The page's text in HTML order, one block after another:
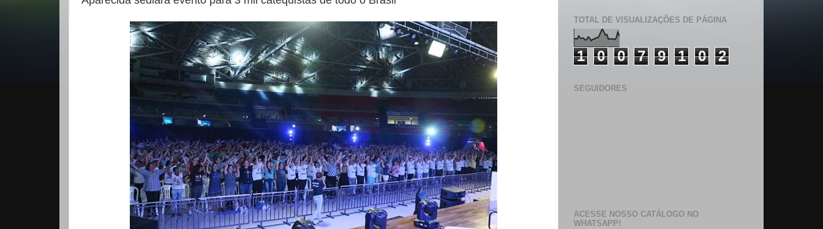
TOTAL DE VISUALIZAÇÕES DE PÁGINA
1 0 0 7 9 1 0 2
SEGUIDORES
ACESSE NOSSO CATÁLOGO NO
WHATSAPP!